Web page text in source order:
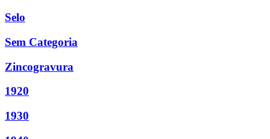
Selo
Sem Categoria
Zincogravura
1920
1930